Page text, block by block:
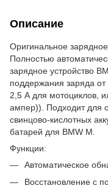
Описание
Оригинальное
Полностью
зарядное устройство
поддержания заряда
2,5 А для мотоциклов,
ампер)). Подходит для
свинцово-кислотных
батарей для BMW M.
Функции:
Автоматическое
Восстановление с